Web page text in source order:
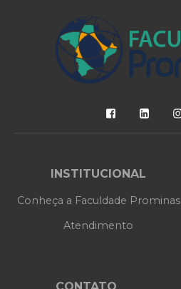
INSTITUCIONAL
Conheça a Faculdade Prominas
Atendimento